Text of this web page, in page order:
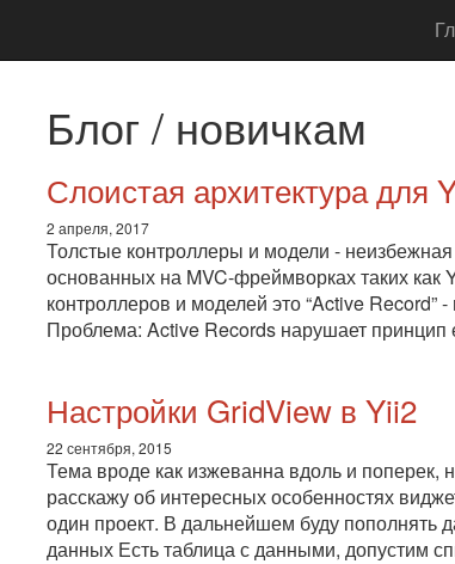
Блог / новичкам
Слоистая архитектура для
2 апреля, 2017
Толстые контроллеры и модели -
основанных на MVC-фреймворках таких как
контроллеров и моделей это “Active
Проблема: Active Records нарушает принцип
Настройки GridView в Yii2
22 сентября, 2015
Тема вроде как изжеванна вдоль и поперек,
расскажу об интересных особенностях
один проект. В дальнейшем буду пополнять
данных Есть таблица с данными, допустим